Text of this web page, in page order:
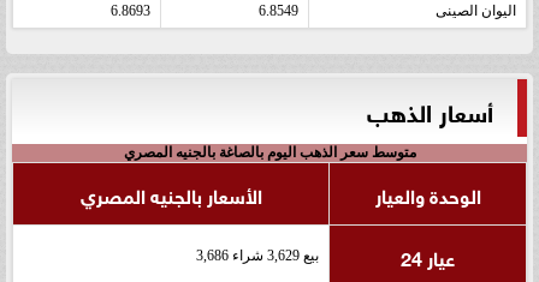
اليوان الصينى 6.8549
6.8693
أسعار الذهب
متوسط سعر الذهب اليوم بالصاغة بالجنيه المصري
الوحدة والعيار
الأسعار بالجنيه المصري
عيار 24
بيع 3,629 شراء 3,686